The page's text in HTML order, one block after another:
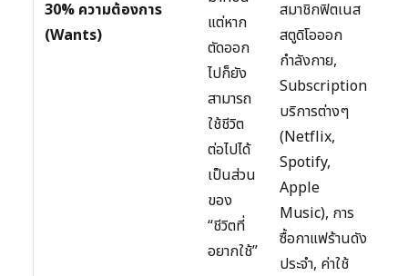
30% ความต้องการ
(Wants)
แต่หาก
ตัดออก
ไปก็ยัง
สามารถ
ใช้ชีวิต
ต่อไปได้
เป็นส่วน
ของ
“ชีวิตที่
อยากใช้”
สมาชิกฟิตเนส
สตูดิโอออก
กำลังกาย,
Subscription
บริการต่างๆ
(Netflix,
Spotify,
Apple
Music), การ
ซื้อกาแฟร้านดัง
ประจำ, ค่าใช้